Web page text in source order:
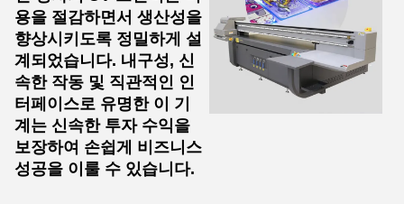
용을 절감하면서 생산성을
향상시키도록 정밀하게 설
계되었습니다. 내구성, 신
속한 작동 및 직관적인 인
터페이스로 유명한 이 기
계는 신속한 투자 수익을
보장하여 손쉽게 비즈니스
성공을 이룰 수 있습니다.